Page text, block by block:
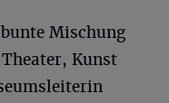
Mischung
Kunst